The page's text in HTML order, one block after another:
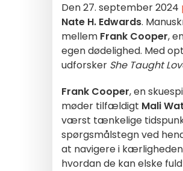
Den 27. september 2024
Nate H. Edwards.
mellem Frank Cooper,
egen dødelighed. Med
udforsker She Taught
Frank Cooper, en
møder tilfældigt Mali
værst tænkelige
spørgsmålstegn ved
at navigere i
hvordan de kan elske